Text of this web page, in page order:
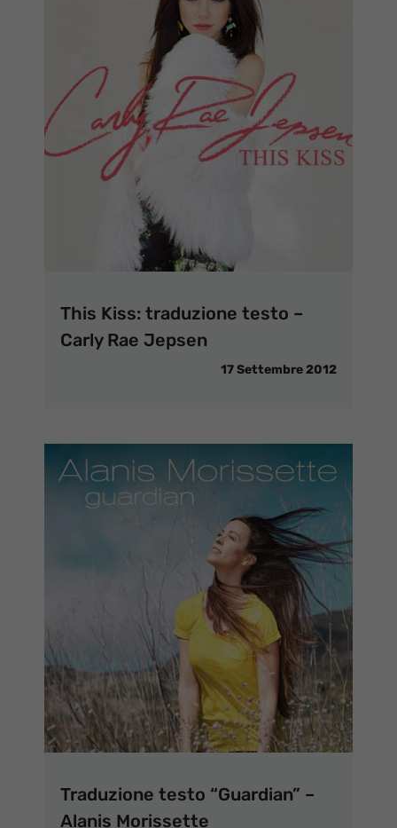
This Kiss: traduzione testo –
Carly Rae Jepsen
17 Settembre 2012
Traduzione testo “Guardian” –
Alanis Morissette